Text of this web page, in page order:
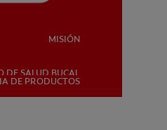
MISIÓN
DE SALUD BUCAL
DE PRODUCTOS